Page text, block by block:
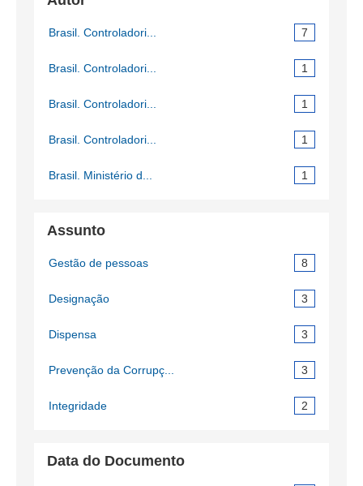
Brasil. Controladori... 7
Brasil. Controladori... 1
Brasil. Controladori... 1
Brasil. Controladori... 1
Brasil. Ministério d... 1
Assunto
Gestão de pessoas 8
Designação 3
Dispensa 3
Prevenção da Corrupç... 3
Integridade 2
Data do Documento